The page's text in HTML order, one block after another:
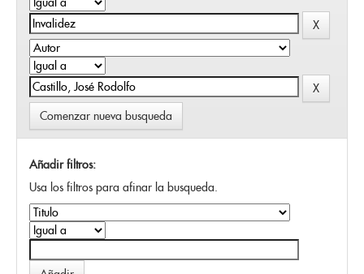
Comenzar nueva busqueda
Añadir filtros:
Usa los filtros para afinar la busqueda.